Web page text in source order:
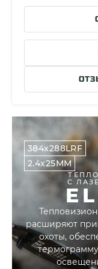
Материал корпуса
Минимальная
Память устройства
Передача
Рабочая
Ударная стойкость
Габариты
Масса
Страна разработки
Страна сборки
Обнаружение
Распознание
Обнаружение (1.7м
384x288LRF
2.4x25ММ
С
расширяют
охоты,